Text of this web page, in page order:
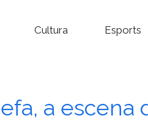
Cultura Esports
a